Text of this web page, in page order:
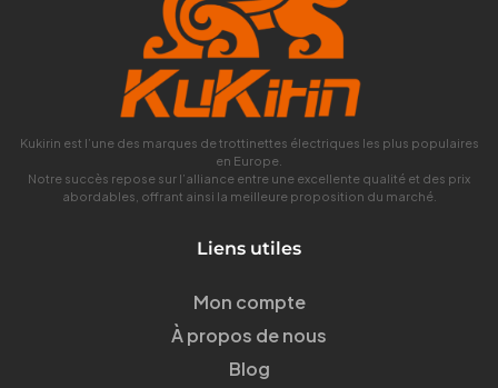
Kukirin est l’une des marques de trottinettes électriques les plus populaires
en Europe.
Notre succès repose sur l’alliance entre une excellente qualité et des prix
abordables, offrant ainsi la meilleure proposition du marché.
Liens utiles
Mon compte
À propos de nous
Blog